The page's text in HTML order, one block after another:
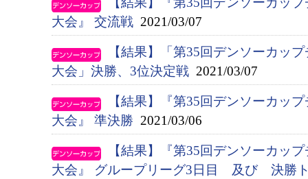
大会』 交流戦 2021/03/07
【結果】「第35回デンソーカッ
大会」決勝、3位決定戦 2021/03/07
【結果】『第35回デンソーカッ
大会』 準決勝 2021/03/06
【結果】『第35回デンソーカッ
大会』 グループリーグ3日目 及び 決勝